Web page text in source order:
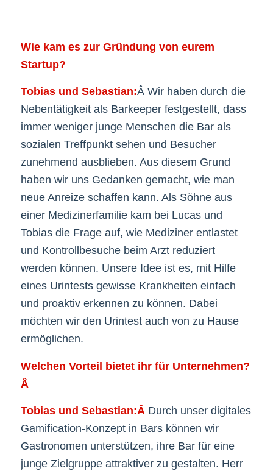
Wie kam es zur Gründung von eurem
Startup?
Tobias und Sebastian:Â Wir haben durch die
Nebentätigkeit als Barkeeper festgestellt, dass
immer weniger junge Menschen die Bar als
sozialen Treffpunkt sehen und Besucher
zunehmend ausblieben. Aus diesem Grund
haben wir uns Gedanken gemacht, wie man
neue Anreize schaffen kann. Als Söhne aus
einer Medizinerfamilie kam bei Lucas und
Tobias die Frage auf, wie Mediziner entlastet
und Kontrollbesuche beim Arzt reduziert
werden können. Unsere Idee ist es, mit Hilfe
eines Urintests gewisse Krankheiten einfach
und proaktiv erkennen zu können. Dabei
möchten wir den Urintest auch von zu Hause
ermöglichen.
Welchen Vorteil bietet ihr für Unternehmen?
Â
Tobias und Sebastian:Â Durch unser digitales
Gamification-Konzept in Bars können wir
Gastronomen unterstützen, ihre Bar für eine
junge Zielgruppe attraktiver zu gestalten. Herr